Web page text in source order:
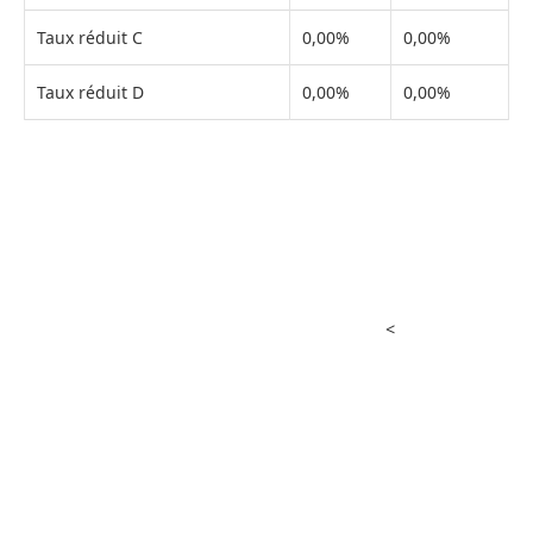
Taux réduit C 0,00% 0,00%
Taux réduit D 0,00% 0,00%
<